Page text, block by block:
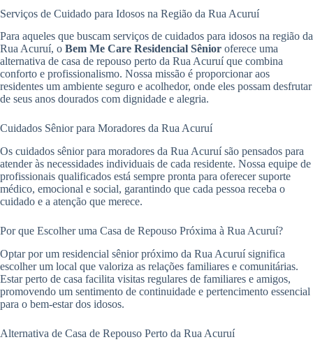
Serviços de Cuidado para Idosos na Região da Rua Acuruí
Para aqueles que buscam serviços de cuidados para idosos na região da
Rua Acuruí, o Bem Me Care Residencial Sênior oferece uma
alternativa de casa de repouso perto da Rua Acuruí que combina
conforto e profissionalismo. Nossa missão é proporcionar aos
residentes um ambiente seguro e acolhedor, onde eles possam desfrutar
de seus anos dourados com dignidade e alegria.
Cuidados Sênior para Moradores da Rua Acuruí
Os cuidados sênior para moradores da Rua Acuruí são pensados para
atender às necessidades individuais de cada residente. Nossa equipe de
profissionais qualificados está sempre pronta para oferecer suporte
médico, emocional e social, garantindo que cada pessoa receba o
cuidado e a atenção que merece.
Por que Escolher uma Casa de Repouso Próxima à Rua Acuruí?
Optar por um residencial sênior próximo da Rua Acuruí significa
escolher um local que valoriza as relações familiares e comunitárias.
Estar perto de casa facilita visitas regulares de familiares e amigos,
promovendo um sentimento de continuidade e pertencimento essencial
para o bem-estar dos idosos.
Alternativa de Casa de Repouso Perto da Rua Acuruí